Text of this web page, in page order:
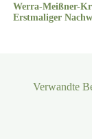
Werra-Meißner-
Erstmaliger
Verwandte